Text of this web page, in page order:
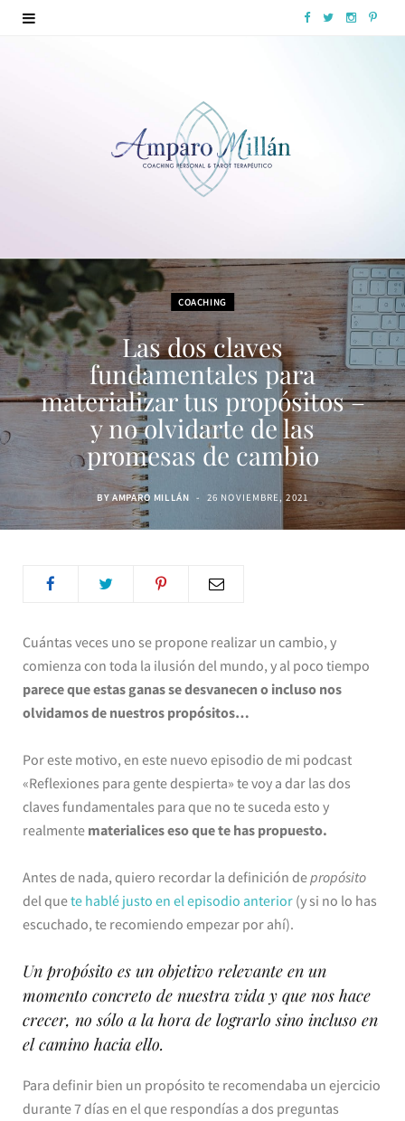
F
k
T I
a
m
P
s
t
COACHING
Las dos claves
fundamentales para
materializar tus propósitos –
y no olvidarte de las
promesas de cambio
BYAMPARO MILLÁN 26 NOVIEMBRE, 2021
Cuántas veces uno se propone realizar un cambio, y
comienza con toda la ilusión del mundo, y al poco tiempo
parece que estas ganas se desvanecen o incluso nos
olvidamos de nuestros propósitos…
Por este motivo, en este nuevo episodio de mi podcast
«Reflexiones para gente despierta» te voy a dar las dos
claves fundamentales para que no te suceda esto y
realmente materialices eso que te has propuesto.
Antes de nada, quiero recordar la definición depropósito
del quete hablé justo en el episodio anterior (y si no lo has
escuchado, te recomiendo empezar por ahí).
Un propósito es un objetivo relevante en un
momento concreto de nuestra vida y que nos hace
crecer, no sólo a la hora de lograrlo sino incluso en
el camino hacia ello.
Para definir bien un propósito te recomendaba un ejercicio
durante 7 días en el que respondías a dos preguntas